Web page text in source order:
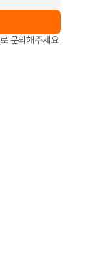
로 문의해주세요.